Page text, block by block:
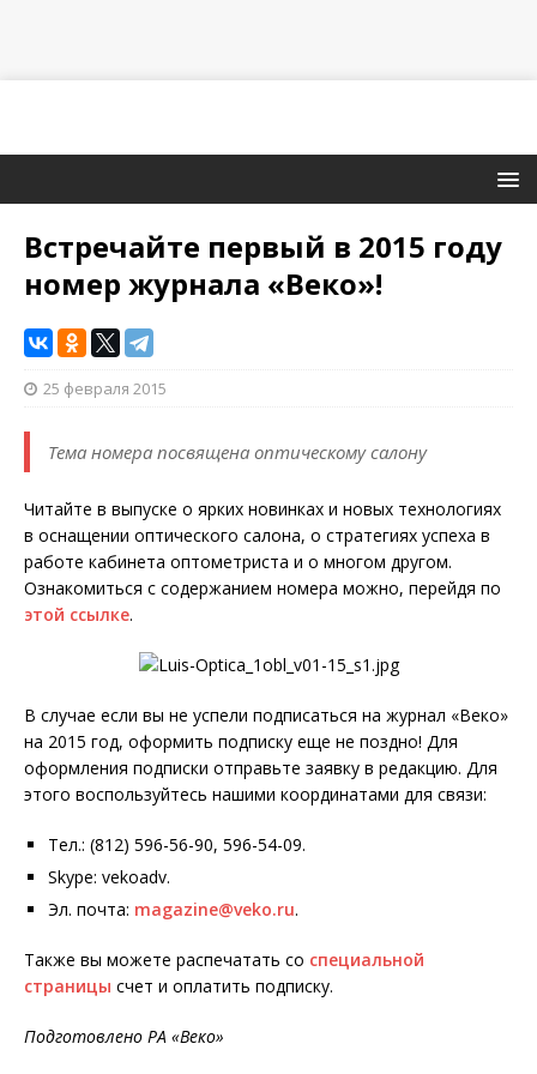
Встречайте первый в 2015 году
номер журнала «Веко»!
25 февраля 2015
Тема номера посвящена оптическому салону
Читайте в выпуске о ярких новинках и новых технологиях
в оснащении оптического салона, о стратегиях успеха в
работе кабинета оптометриста и о многом другом.
Ознакомиться с содержанием номера можно, перейдя по
этой ссылке.
В случае если вы не успели подписаться на журнал «Веко»
на 2015 год, оформить подписку еще не поздно! Для
оформления подписки отправьте заявку в редакцию. Для
этого воспользуйтесь нашими координатами для связи:
Тел.: (812) 596-56-90, 596-54-09.
Skype: vekoadv.
Эл. почта: magazine@veko.ru.
Также вы можете распечатать со специальной
страницы счет и оплатить подписку.
Подготовлено РА «Веко»